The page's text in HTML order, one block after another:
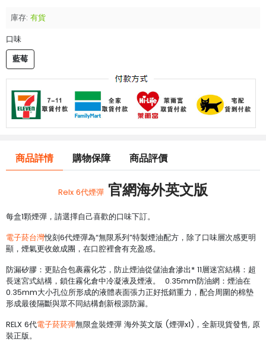
庫存: 有貨
口味
藍莓
商品詳情 購物保障 商品評價
Relx 6代煙彈 官網海外英文版
每盒1顆煙彈，請選擇自己喜歡的口味下訂。
電子菸台灣悅刻6代煙彈為“無限系列”特製煙油配方，除了口味層次感更明
顯，煙氣更收斂成團，在口腔裡會有充盈感。
防漏矽膠：更貼合包裹霧化芯，防止煙油從儲油倉滲出* 11層迷宮結構：超
長迷宮式結構，鎖住霧化倉中冷凝液及煙液。 0.35mm防油網：煙油在
0.35mm大小孔位所形成的液體表面張力正好抵銷重力，配合周圍的棉墊
形成最後隔斷與眾不同結構創新根源防漏。
RELX 6代電子菸菸彈無限盒裝煙彈 海外英文版 (煙彈x1)，全新現貨發售, 原
裝正版。